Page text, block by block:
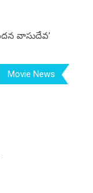
Movie News